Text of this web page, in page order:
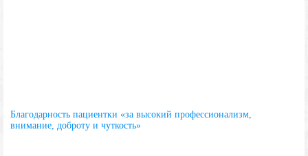
Благодарность пациентки «за высокий профессионализм,
внимание, доброту и чуткость»